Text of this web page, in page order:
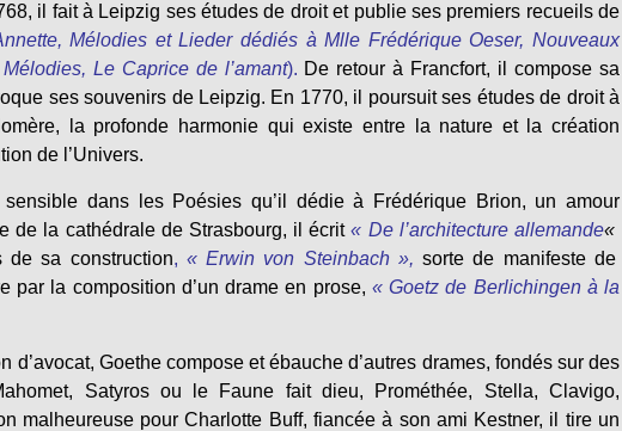
il fait à Leipzig ses études de droit et publie ses premiers recueils de
Mélodies et Lieder dédiés à Mlle Frédérique Oeser, Nouveaux
Le Caprice de l’amant). De retour à Francfort, il compose sa
ses souvenirs de Leipzig. En 1770, il poursuit ses études de droit à
la profonde harmonie qui existe entre la nature et la création
de l’Univers.
sensible dans les Poésies qu’il dédie à Frédérique Brion, un amour
de la cathédrale de Strasbourg, il écrit« De l’architecture allemande«
de sa construction, « Erwin von Steinbach », sorte de manifeste de
par la composition d’un drame en prose, « Goetz de Berlichingen à la
d’avocat, Goethe compose et ébauche d’autres drames, fondés sur des
Satyros ou le Faune fait dieu, Prométhée, Stella, Clavigo,
malheureuse pour Charlotte Buff, fiancée à son ami Kestner, il tire un